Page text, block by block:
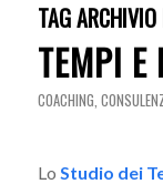
TAG ARCHIVIO
TEMPI E
COACHING,
Lo Studio dei